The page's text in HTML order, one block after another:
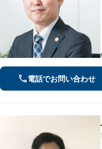
電話でお問い合わせ